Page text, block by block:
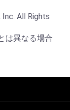
Inc. All Rights
は異なる場合